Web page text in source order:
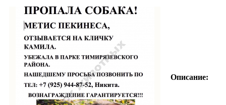
Описание: